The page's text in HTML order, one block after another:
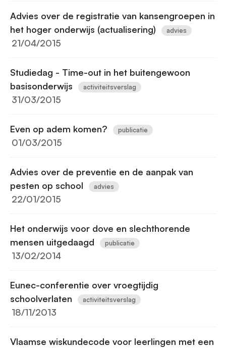
Advies over de registratie van kansengroepen in
het hoger onderwijs (actualisering)
advies
21/04/2015
Studiedag - Time-out in het buitengewoon
basisonderwijs
activiteitsverslag
31/03/2015
Even op adem komen? publicatie
01/03/2015
Advies over de preventie en de aanpak van
pesten op school
advies
22/01/2015
Het onderwijs voor dove en slechthorende
mensen uitgedaagd
publicatie
13/02/2014
Eunec-conferentie over vroegtijdig
schoolverlaten
activiteitsverslag
18/11/2013
Vlaamse wiskundecode voor leerlingen met een